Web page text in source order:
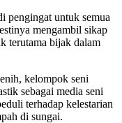
pengingat untuk semua
mengambil sikap
terutama bijak dalam
kelompok seni
sebagai media seni
terhadap kelestarian
di sungai.